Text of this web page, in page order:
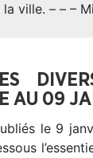
ville. – – –
AU 09
le 9